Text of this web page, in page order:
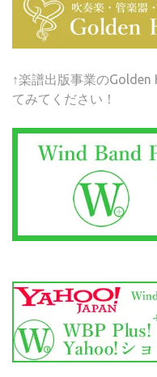
↑楽譜出版事業の
てみてください！